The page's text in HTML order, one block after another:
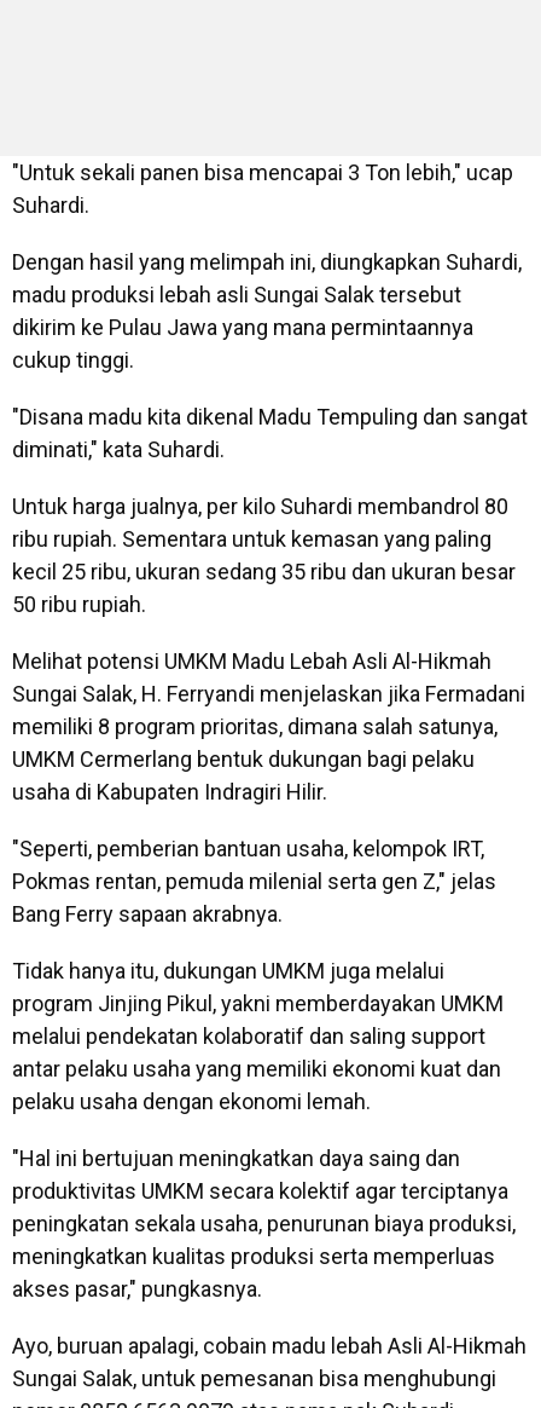
"Untuk sekali panen bisa mencapai 3 Ton lebih," ucap
Suhardi.
Dengan hasil yang melimpah ini, diungkapkan Suhardi,
madu produksi lebah asli Sungai Salak tersebut
dikirim ke Pulau Jawa yang mana permintaannya
cukup tinggi.
"Disana madu kita dikenal Madu Tempuling dan sangat
diminati," kata Suhardi.
Untuk harga jualnya, per kilo Suhardi membandrol 80
ribu rupiah. Sementara untuk kemasan yang paling
kecil 25 ribu, ukuran sedang 35 ribu dan ukuran besar
50 ribu rupiah.
Melihat potensi UMKM Madu Lebah Asli Al-Hikmah
Sungai Salak, H. Ferryandi menjelaskan jika Fermadani
memiliki 8 program prioritas, dimana salah satunya,
UMKM Cermerlang bentuk dukungan bagi pelaku
usaha di Kabupaten Indragiri Hilir.
"Seperti, pemberian bantuan usaha, kelompok IRT,
Pokmas rentan, pemuda milenial serta gen Z," jelas
Bang Ferry sapaan akrabnya.
Tidak hanya itu, dukungan UMKM juga melalui
program Jinjing Pikul, yakni memberdayakan UMKM
melalui pendekatan kolaboratif dan saling support
antar pelaku usaha yang memiliki ekonomi kuat dan
pelaku usaha dengan ekonomi lemah.
"Hal ini bertujuan meningkatkan daya saing dan
produktivitas UMKM secara kolektif agar terciptanya
peningkatan sekala usaha, penurunan biaya produksi,
meningkatkan kualitas produksi serta memperluas
akses pasar," pungkasnya.
Ayo, buruan apalagi, cobain madu lebah Asli Al-Hikmah
Sungai Salak, untuk pemesanan bisa menghubungi